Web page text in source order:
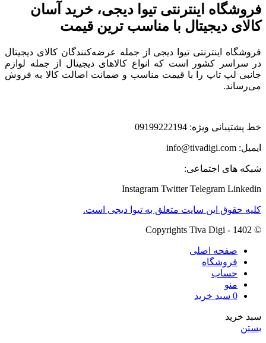
فروشگاه اینترنتی تیوا دیجی، خرید آسان
کالای دیجیتال با مناسب ترین قیمت
فروشگاه اینترنتی تیوا دیجی از جمله عرضه‌کنندگان کالای دیجیتال
در سراسر کشور است که انواع کالاهای دیجیتال از جمله لوازم
جانبی لپ تاپ را با قیمت مناسب و ضمانت اصالت کالا به فروش
می‌رساند.
خط پشتیبانی ویژه: 09199222194
ایمیل: info@tivadigi.com
شبکه های اجتماعی:
Instagram Twitter Telegram Linkedin
کلیه حقوق این سایت متعلق به تیوا دیجی است.
© Copyrights Tiva Digi - 1402
صفحه اصلی
فروشگاه
حساب
منو
0 سبد خرید
سبد خرید
بستن